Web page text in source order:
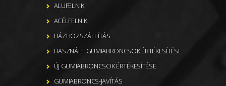
ALUFELNIK
ACÉLFELNIK
HÁZHOZSZÁLLÍTÁS
HASZNÁLT GUMIABRONCSOK ÉRTÉKESÍTÉSE
ÚJ GUMIABRONCSOK ÉRTÉKESÍTÉSE
GUMIABRONCS-JAVÍTÁS